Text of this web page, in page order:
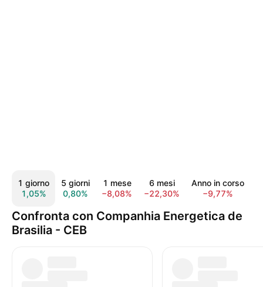
1 giorno
1,05%
5 giorni
0,80%
1 mese
−8,08%
6 mesi
−22,30%
Anno in corso
−9,77%
Confronta con Companhia Energetica de
Brasilia - CEB